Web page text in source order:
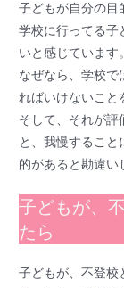
子どもが自分の目
学校に行ってる子
いと感じています。
なぜなら、学校で
ればいけないこと
そして、それが評
と、我慢すること
的があると勘違い
子どもが、
たら
子どもが、不登校